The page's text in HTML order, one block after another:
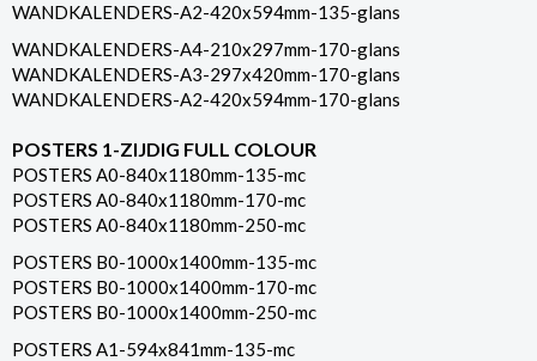
WANDKALENDERS-A2-420x594mm-135-glans
WANDKALENDERS-A4-210x297mm-170-glans
WANDKALENDERS-A3-297x420mm-170-glans
WANDKALENDERS-A2-420x594mm-170-glans
POSTERS 1-ZIJDIG FULL COLOUR
POSTERS A0-840x1180mm-135-mc
POSTERS A0-840x1180mm-170-mc
POSTERS A0-840x1180mm-250-mc
POSTERS B0-1000x1400mm-135-mc
POSTERS B0-1000x1400mm-170-mc
POSTERS B0-1000x1400mm-250-mc
POSTERS A1-594x841mm-135-mc